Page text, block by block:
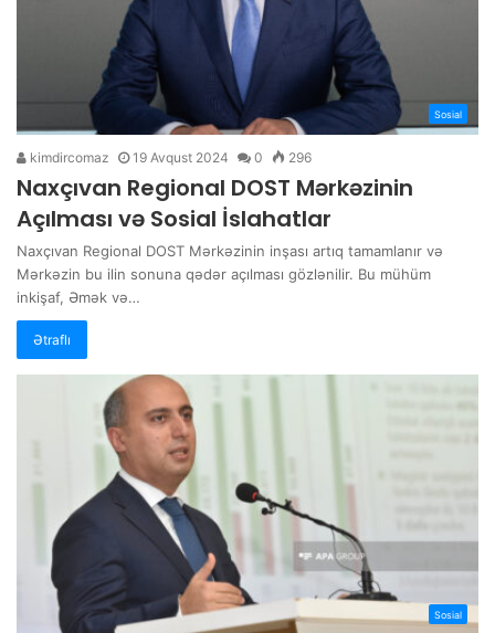
Sosial
kimdircomaz 19 Avqust 2024 0 296
Naxçıvan Regional DOST Mərkəzinin
Açılması və Sosial İslahatlar
Naxçıvan Regional DOST Mərkəzinin inşası artıq tamamlanır və
Mərkəzin bu ilin sonuna qədər açılması gözlənilir. Bu mühüm
inkişaf, Əmək və…
Ətraflı
Sosial